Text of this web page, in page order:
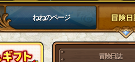
ねねのページ
冒険日誌